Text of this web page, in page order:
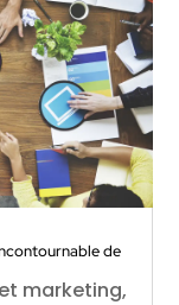
de
marketing,